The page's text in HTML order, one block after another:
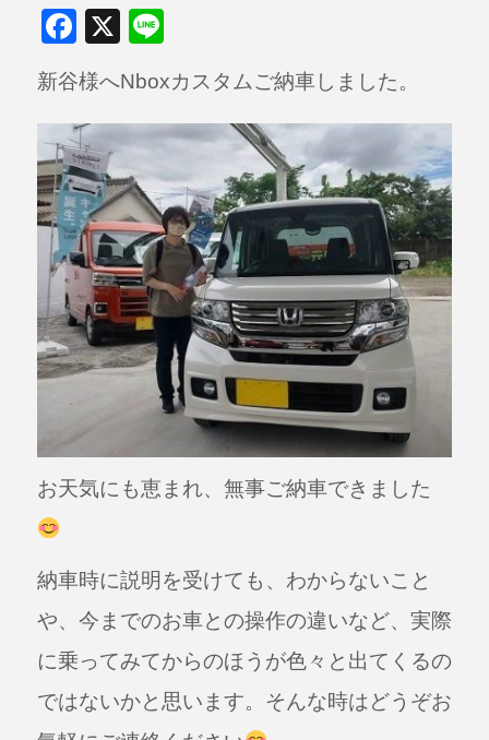
F
a
c
e
b
o
o
k
X Li
n
e
新谷様へNboxカスタムご納車しました。
お天気にも恵まれ、無事ご納車できました
納車時に説明を受けても、わからないこと
や、今までのお車との操作の違いなど、実際
に乗ってみてからのほうが色々と出てくるの
ではないかと思います。そんな時はどうぞお